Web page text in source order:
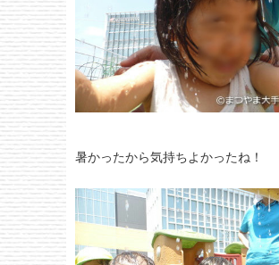
暑かったから気持ちよかったね！